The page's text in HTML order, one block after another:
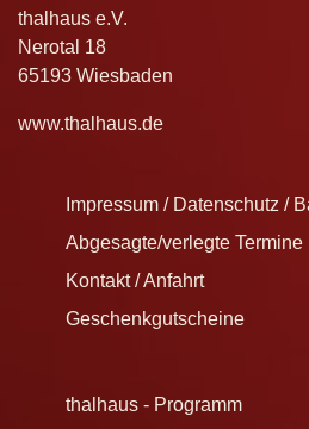
thalhaus e.V.
Nerotal 18
65193 Wiesbaden
www.thalhaus.de
Impressum / Datenschutz /
Abgesagte/verlegte Termine
Kontakt / Anfahrt
Geschenkgutscheine
thalhaus - Programm